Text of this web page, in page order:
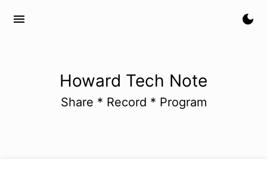
menu dark_mode
Howard Tech Note
Share * Record * Program